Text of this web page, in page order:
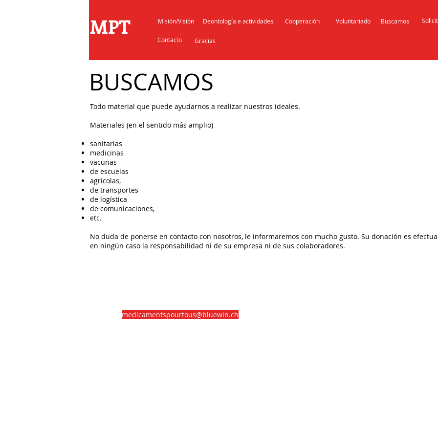
MPT
Contacto
Misión/Visión Deontología e actividades
Gracias
Cooperación Voluntariado Buscamos
BUSCAMOS
Todo material que puede ayudarnos a realizar nuestros ideales.
Materiales (en el sentido más amplio)
sanitarias
medicinas
vacunas
de escuelas
agrícolas,
de transportes
de logística
de comunicaciones,
etc.
No duda de ponerse en contacto con nosotros, le informaremos con mucho gusto. Su donación es
en ningún caso la responsabilidad ni de su empresa ni de sus colaboradores.
medicamentspourtous@bluewin.ch